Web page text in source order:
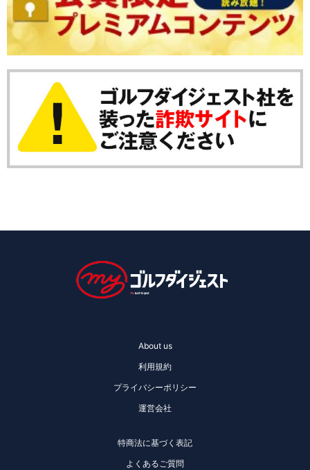
About us
利用規約
プライバシーポリシー
運営会社
特商法に基づく表記
よくあるご質問